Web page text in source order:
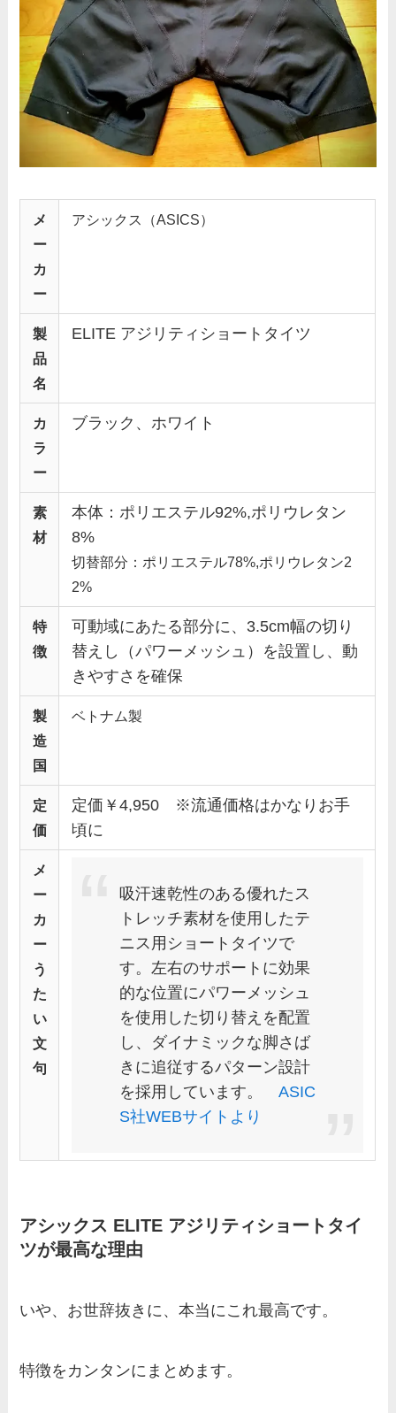
メ
ー
カ
ー
アシックス（ASICS）
製
品
名
ELITE アジリティショートタイツ
カ
ラ
ー
ブラック、ホワイト
素
材
本体：ポリエステル92%,ポリウレタン
8%
切替部分：ポリエステル78%,ポリウレタン2
2%
特
徴
可動域にあたる部分に、3.5cm幅の切り
替えし（パワーメッシュ）を設置し、動
きやすさを確保
製
造
国
ベトナム製
定
価
定価￥4,950 ※流通価格はかなりお手
頃に
メ
ー
カ
ー
う
た
い
文
句
吸汗速乾性のある優れたス
トレッチ素材を使用したテ
ニス用ショートタイツで
す。左右のサポートに効果
的な位置にパワーメッシュ
を使用した切り替えを配置
し、ダイナミックな脚さば
きに追従するパターン設計
を採用しています。 ASIC
S社WEBサイトより
アシックス ELITE アジリティショートタイ
ツが最高な理由
いや、お世辞抜きに、本当にこれ最高です。
特徴をカンタンにまとめます。